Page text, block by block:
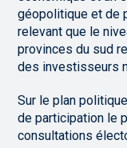
géopolitique et de
relevant que le
provinces du sud
des investisseurs
Sur le plan
de participation le
consultations